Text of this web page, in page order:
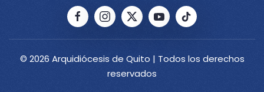
© 2026 Arquidiócesis de Quito | Todos los derechos
reservados